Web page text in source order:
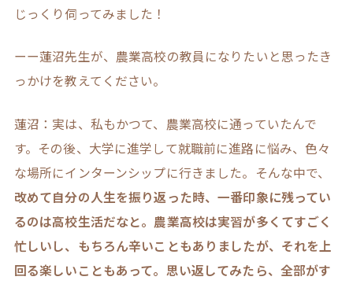
じっくり伺ってみました！
ーー蓮沼先生が、農業高校の教員になりたいと思ったき
っかけを教えてください。
蓮沼：実は、私もかつて、農業高校に通っていたんで
す。その後、大学に進学して就職前に進路に悩み、色々
な場所にインターンシップに行きました。そんな中で、
改めて自分の人生を振り返った時、一番印象に残ってい
るのは高校生活だなと。農業高校は実習が多くてすごく
忙しいし、もちろん辛いこともありましたが、それを上
回る楽しいこともあって。思い返してみたら、全部がす